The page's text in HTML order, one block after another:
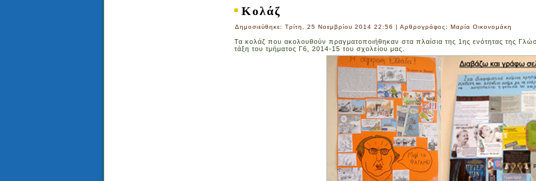
Κολάζ
Δημοσιεύθηκε: Τρίτη, 25 Νοεμβρίου 2014 22:56 | Αρθρογράφος: Μαρία Οικονομάκη
Τα κολάζ που ακολουθούν πραγματοποιήθηκαν στα πλαίσια της 1ης ενότητας της
τάξη του τμήματος Γ6, 2014-15 του σχολείου μας.